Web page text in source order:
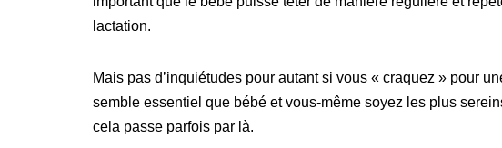
lactation.
Mais pas d’inquiétudes pour autant si vous « craquez » pour
semble essentiel que bébé et vous-même soyez les plus
cela passe parfois par là.